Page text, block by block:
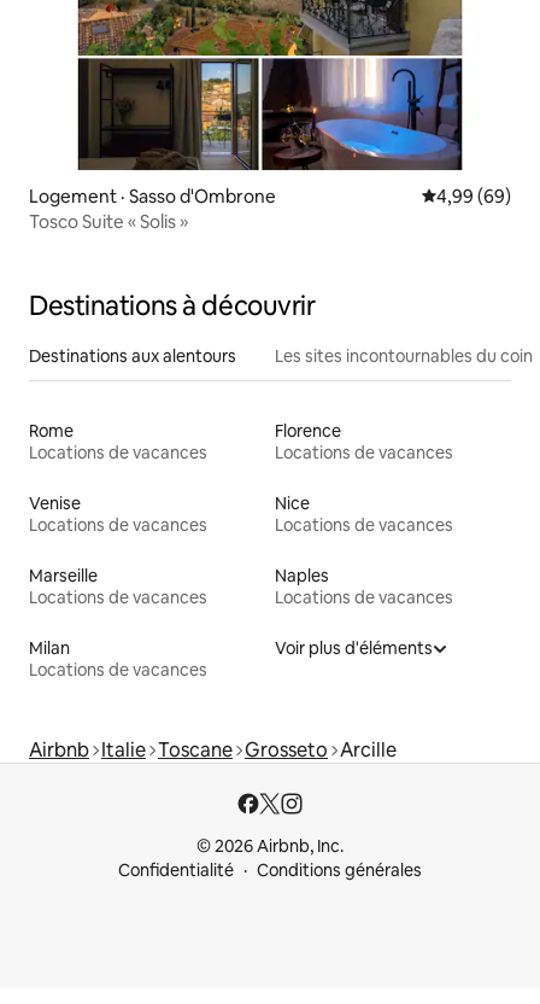
Logement · Sasso d'Ombrone Note
4,99 (69)
Tosco Suite « Solis »
Destinations à découvrir
Destinations aux alentours Les sites incontournables du coin
Rome
Locations de vacances
Florence
Locations de vacances
Venise
Locations de vacances
Nice
Locations de vacances
Marseille
Locations de vacances
Naples
Locations de vacances
Milan
Locations de vacances
Voir plus d'éléments
Airbnb Italie Toscane Grosseto Arcille
© 2026 Airbnb, Inc.
Confidentialité
Conditions générales